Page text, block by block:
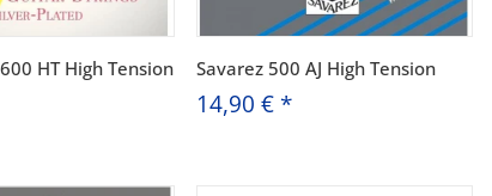
HT High Tension Savarez 500 AJ High Tension
14,90 € *